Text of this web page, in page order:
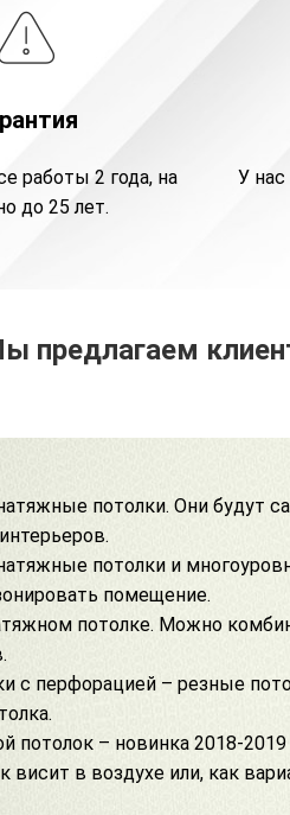
работы 2 года, на
до 25 лет.
У
предлагаем
потолки. Они будут
потолкии
помещение.
потолке. Можно
с перфорацией – резные
потолок– новинка 2018-2019
висит в воздухе или, как